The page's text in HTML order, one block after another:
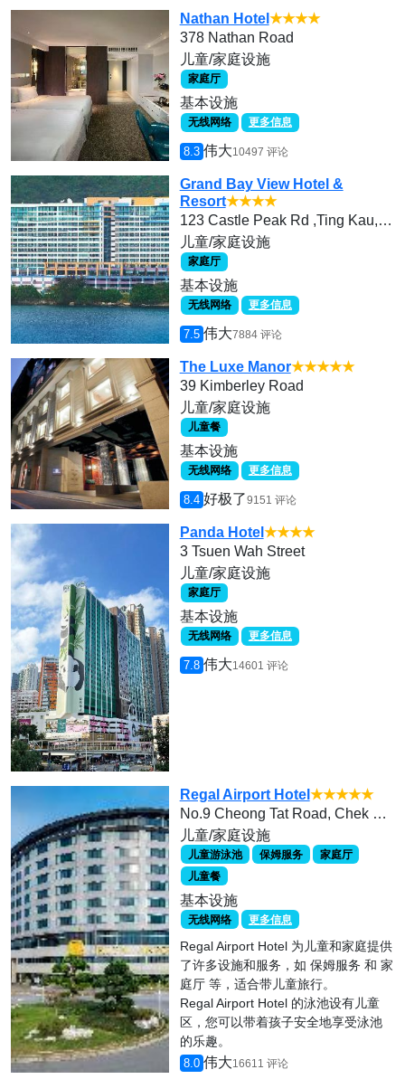
Nathan Hotel ★★★★
378 Nathan Road
儿童/家庭设施
家庭厅
基本设施
无线网络 更多信息
8.3 伟大10497 评论
Grand Bay View Hotel &
Resort★★★★
123 Castle Peak Rd ,Ting Kau, Tsuen Wan
儿童/家庭设施
家庭厅
基本设施
无线网络 更多信息
7.5 伟大7884 评论
The Luxe Manor★★★★★
39 Kimberley Road
儿童/家庭设施
儿童餐
基本设施
无线网络 更多信息
8.4 好极了9151 评论
Panda Hotel ★★★★
3 Tsuen Wah Street
儿童/家庭设施
家庭厅
基本设施
无线网络 更多信息
7.8 伟大14601 评论
Regal Airport Hotel ★★★★★
No.9 Cheong Tat Road, Chek Lap Kok
儿童/家庭设施
儿童游泳池 保姆服务
家庭厅
儿童餐
基本设施
无线网络 更多信息
Regal Airport Hotel 为儿童和家庭提供
了许多设施和服务，如 保姆服务 和 家
庭厅 等，适合带儿童旅行。
Regal Airport Hotel 的泳池设有儿童
区，您可以带着孩子安全地享受泳池
的乐趣。
8.0 伟大16611 评论